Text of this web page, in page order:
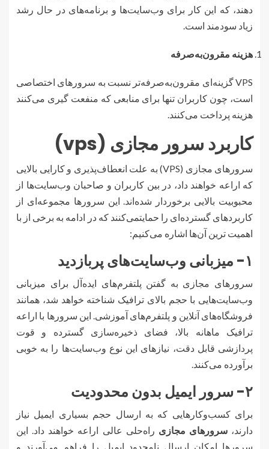
دهند، که این کار برای وب‌سایت‌ها و برنامه‌های در حال رشد
زیاد سودمند است.
هزینه مقرون‌به‌صرفه
VPS گزینه‌ای مقرون‌به‌صرفه‌تر نسبت به سرورهای اختصاصی
است، چون کاربران تنها برای منابعی که منفعت گیری می‌کنند
هزینه پرداخت می‌کنند.
کاربرد سرور مجازی (vps)
سرورهای مجازی (VPS) به علت انعطاف‌پذیری و کارایی بالایی
که اراعه خواهند داد، در بین کاربران و صاحبان وب‌سایت‌ها از
محبوبیت بالایی برخوردار شده‌اند. این سرورها مجموعه‌ای از
کاربردهای گسترده‌ای را حمایتمی‌کنند که در ادامه به برخی از با
اهمیت ترین آن‌ها اشاره می‌کنیم:
۱- میزبانی وب‌سایت‌های پربازدید
سرورهای مجازی به گفتن پلتفرم‌های ایده‌آل برای میزبانی
وب‌سایت‌هایی با حجم بالای ترافیک شناخته خواهد شد، همانند
فروشگاه‌های آنلاین و پلتفرم‌های آموزشی. این سرورها با اراعه
ترافیک ماهانه بالا، فضای ذخیره‌سازی گسترده و قوت
پردازشی قابل دقت، نیازهای این نوع وب‌سایت‌ها را به خوبی
برآورده می‌کنند.
۲- سرور ایمیل بدون محدودیت
برای کسب‌وکارهایی که به ارسال حجم بسیاری ایمیل نیاز
دارند،سرورهای مجازی راه‌حلی عالی اراعه خواهند داد. این
سرورها امکان ارسال نامحدود ایمیل را فراهم می‌آورند و